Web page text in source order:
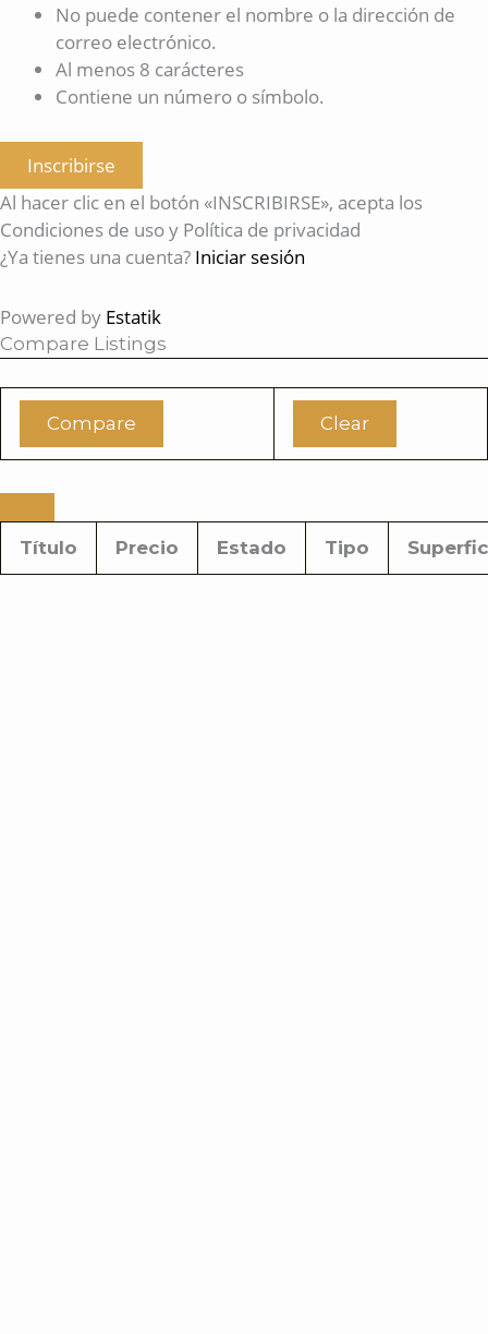
No puede contener el nombre o la dirección de
correo electrónico.
Al menos 8 carácteres
Contiene un número o símbolo.
Inscribirse
Al hacer clic en el botón «INSCRIBIRSE», acepta los
Condiciones de uso y Política de privacidad
¿Ya tienes una cuenta? Iniciar sesión
Powered by Estatik
Compare Listings
Compare Clear
Título Precio Estado Tipo